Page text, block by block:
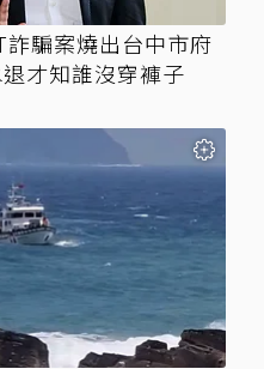
騙案燒出台中市府
才知誰沒穿褲子